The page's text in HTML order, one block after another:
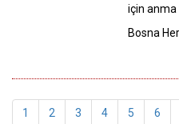
için anma
Bosna
1 2 3 4 5 6